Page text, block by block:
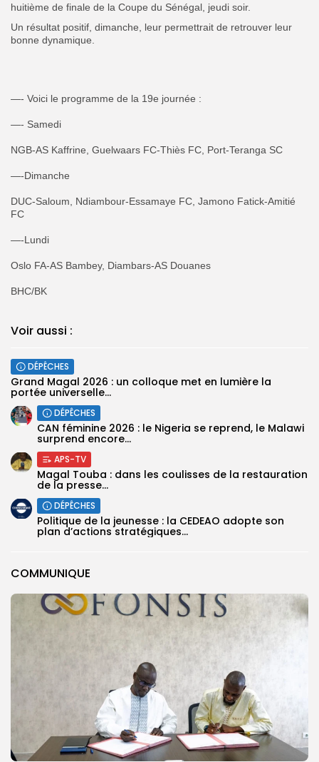
COMMUNIQUE
huitième de finale de la Coupe du Sénégal, jeudi soir.
‎Un résultat positif, dimanche, leur permettrait de retrouver leur
bonne dynamique.
‎—- Voici le programme de la 19e journée :
‎—- Samedi
‎NGB-AS Kaffrine, Guelwaars FC-Thiès FC, Port-Teranga SC
‎—-Dimanche
‎DUC-Saloum, Ndiambour-Essamaye FC, Jamono Fatick-Amitié
FC
‎—-Lundi
‎Oslo FA-AS Bambey, Diambars-AS Douanes
‎BHC/BK
Voir aussi :
DÉPÊCHES
Grand Magal 2026 : un colloque met en lumière la
portée universelle...
DÉPÊCHES
‎CAN féminine 2026 : le Nigeria se reprend, le Malawi
surprend encore...
APS-TV
Magal Touba : dans les coulisses de la restauration
de la presse...
DÉPÊCHES
Politique de la jeunesse : la CEDEAO adopte son
plan d’actions stratégiques...